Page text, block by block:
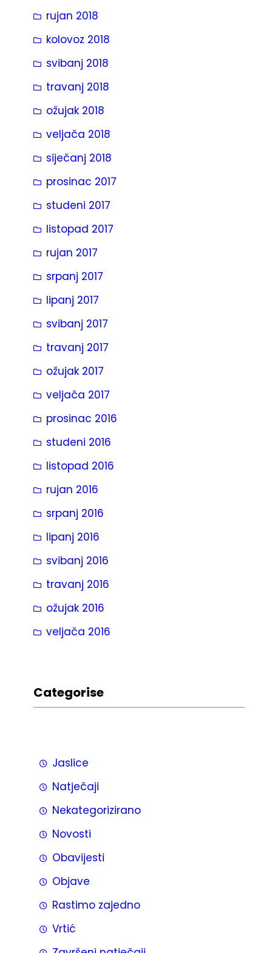
rujan 2018
kolovoz 2018
svibanj 2018
travanj 2018
ožujak 2018
veljača 2018
siječanj 2018
prosinac 2017
studeni 2017
listopad 2017
rujan 2017
srpanj 2017
lipanj 2017
svibanj 2017
travanj 2017
ožujak 2017
veljača 2017
prosinac 2016
studeni 2016
listopad 2016
rujan 2016
srpanj 2016
lipanj 2016
svibanj 2016
travanj 2016
ožujak 2016
veljača 2016
Categorise
Jaslice
Natječaji
Nekategorizirano
Novosti
Obavijesti
Objave
Rastimo zajedno
Vrtić